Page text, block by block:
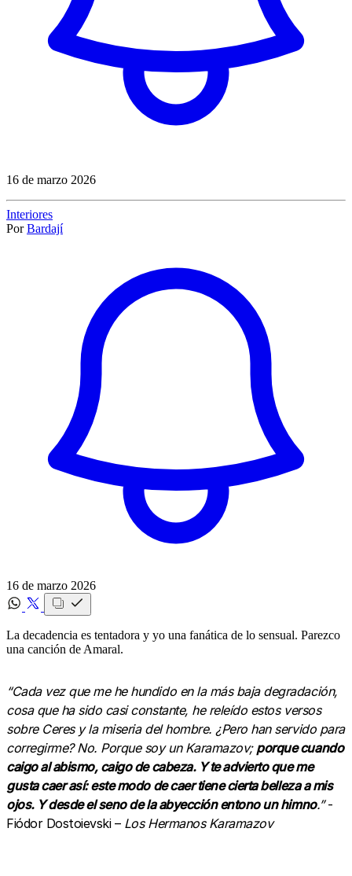
16 de marzo 2026
Interiores
Por Bardají
16 de marzo 2026
La decadencia es tentadora y yo una fanática de lo sensual. Parezco
una canción de Amaral.
“Cada vez que me he hundido en la más baja degradación,
cosa que ha sido casi constante, he releído estos versos
sobre Ceres y la miseria del hombre. ¿Pero han servido para
corregirme? No. Porque soy un Karamazov; porque cuando
caigo al abismo, caigo de cabeza. Y te advierto que me
gusta caer así: este modo de caer tiene cierta belleza a mis
ojos. Y desde el seno de la abyección entono un himno.”-
Fiódor Dostoievski – Los Hermanos Karamazov